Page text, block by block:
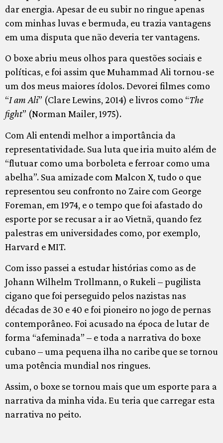
dar energia. Apesar de eu subir no ringue apenas
com minhas luvas e bermuda, eu trazia vantagens
em uma disputa que não deveria ter vantagens.
O boxe abriu meus olhos para questões sociais e
políticas, e foi assim que Muhammad Ali tornou-se
um dos meus maiores ídolos. Devorei filmes como
“I am Ali” (Clare Lewins, 2014) e livros como “The
fight” (Norman Mailer, 1975).
Com Ali entendi melhor a importância da
representatividade. Sua luta que iria muito além de
“flutuar como uma borboleta e ferroar como uma
abelha”. Sua amizade com Malcon X, tudo o que
representou seu confronto no Zaire com George
Foreman, em 1974, e o tempo que foi afastado do
esporte por se recusar a ir ao Vietnã, quando fez
palestras em universidades como, por exemplo,
Harvard e MIT.
Com isso passei a estudar histórias como as de
Johann Wilhelm Trollmann, o Rukeli – pugilista
cigano que foi perseguido pelos nazistas nas
décadas de 30 e 40 e foi pioneiro no jogo de pernas
contemporâneo. Foi acusado na época de lutar de
forma “afeminada” – e toda a narrativa do boxe
cubano – uma pequena ilha no caribe que se tornou
uma potência mundial nos ringues.
Assim, o boxe se tornou mais que um esporte para a
narrativa da minha vida. Eu teria que carregar esta
narrativa no peito.